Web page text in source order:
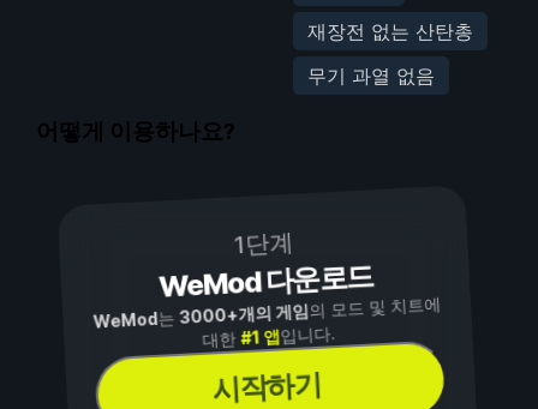
재장전 없는 산탄총
무기 과열 없음
어떻게 이용하나요?
1단계
WeMod 다운로드
WeMod는3000+개의 게임의 모드 및 치트에
대한#1 앱입니다.
시작하기